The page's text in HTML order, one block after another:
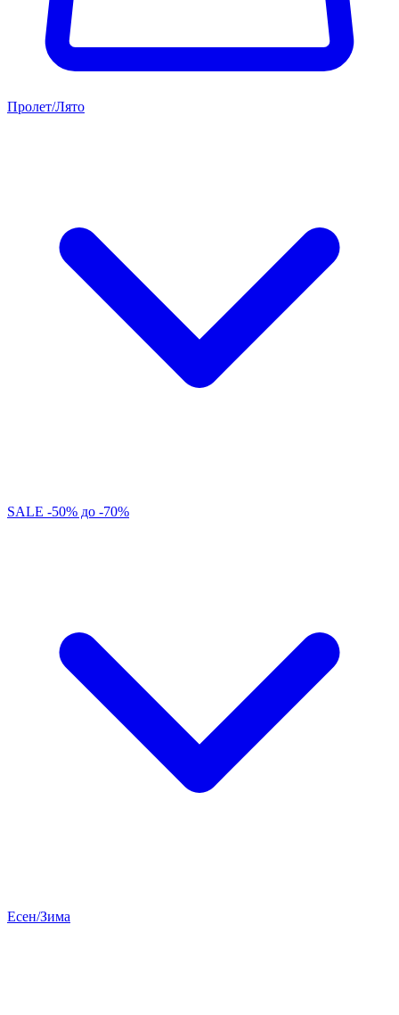
Пролет/Лято
SALE -50% до -70%
Есен/Зима